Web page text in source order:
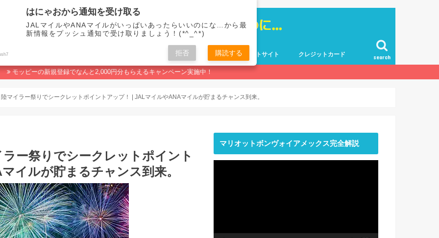
search
の貯め方 人生なんてマイルで変わる！ ポイントサイト クレジットカード
モッピーの新規登録でなんと2,000円分もらえるキャンペーン実施中！
マイラー祭りでシークレットポイントアップ！ | JALマイルやANAマイルが貯まるチャンス到来。
ー祭りでシークレットポイント
イルが貯まるチャンス到来。
マリオットボンヴォイアメックス完全解説
はにゃおから通知を受け取る
JALマイルやANAマイルがいっぱいあったらいいのにな…から最
新情報をプッシュ通知で受け取りましょう！(*^_^*)
拒否 購読する